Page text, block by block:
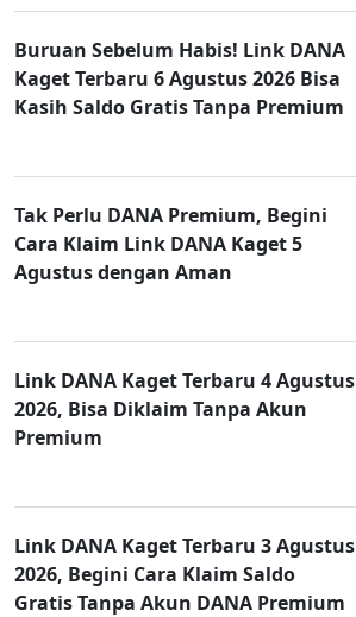
Buruan Sebelum Habis! Link DANA
Kaget Terbaru 6 Agustus 2026 Bisa
Kasih Saldo Gratis Tanpa Premium
Tak Perlu DANA Premium, Begini
Cara Klaim Link DANA Kaget 5
Agustus dengan Aman
Link DANA Kaget Terbaru 4 Agustus
2026, Bisa Diklaim Tanpa Akun
Premium
Link DANA Kaget Terbaru 3 Agustus
2026, Begini Cara Klaim Saldo
Gratis Tanpa Akun DANA Premium